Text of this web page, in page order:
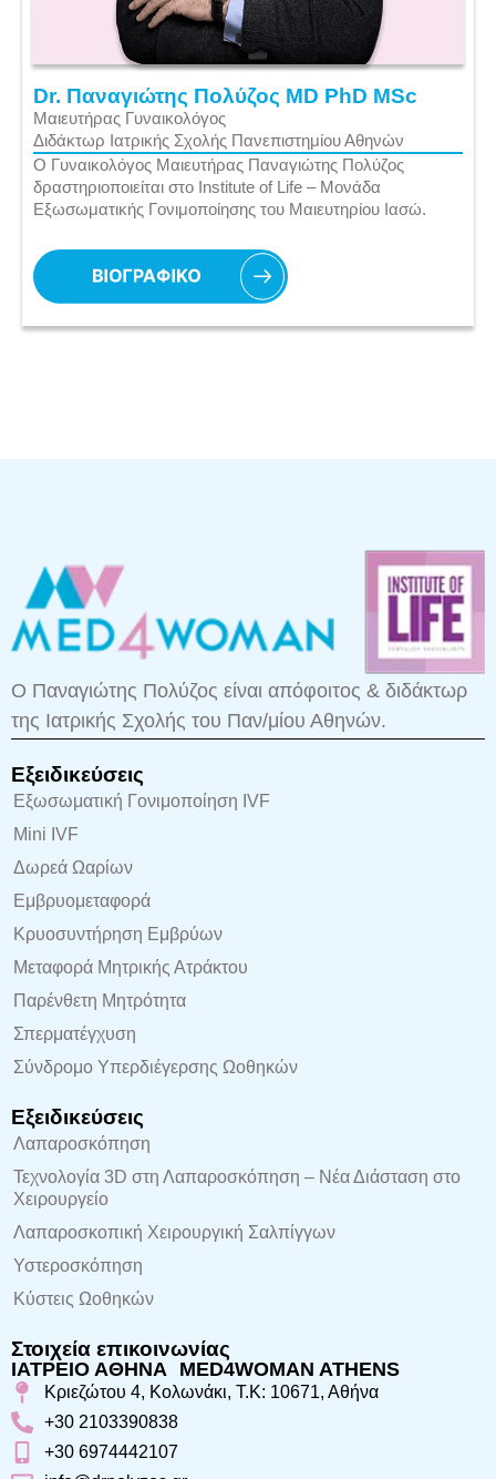
Dr. Παναγιώτης Πολύζος MD PhD MSc
Μαιευτήρας Γυναικολόγος
Διδάκτωρ Ιατρικής Σχολής Πανεπιστημίου Αθηνών
Ο Γυναικολόγος Μαιευτήρας Παναγιώτης Πολύζος
δραστηριοποιείται στο Institute of Life – Μονάδα
Εξωσωματικής Γονιμοποίησης του Μαιευτηρίου Ιασώ.
Ο Παναγιώτης Πολύζος είναι απόφοιτος & διδάκτωρ
της Ιατρικής Σχολής του Παν/μίου Αθηνών.
Εξειδικεύσεις
Εξωσωματική Γονιμοποίηση IVF
Mini IVF
Δωρεά Ωαρίων
Εμβρυομεταφορά
Κρυοσυντήρηση Εμβρύων
Μεταφορά Μητρικής Ατράκτου
Παρένθετη Μητρότητα
Σπερματέγχυση
Σύνδρομο Υπερδιέγερσης Ωοθηκών
Εξειδικεύσεις
Λαπαροσκόπηση
Τεχνολογία 3D στη Λαπαροσκόπηση – Νέα Διάσταση στο
Χειρουργείο
Λαπαροσκοπική Χειρουργική Σαλπίγγων
Υστεροσκόπηση
Κύστεις Ωοθηκών
Στοιχεία επικοινωνίας
ΙΑΤΡΕΙΟ ΑΘΗΝΑ MED4WOMAN ATHENS
Κριεζώτου 4, Κολωνάκι, Τ.Κ: 10671, Αθήνα
+30 2103390838
+30 6974442107